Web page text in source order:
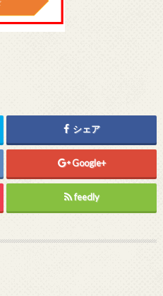
シェア
Google+
feedly